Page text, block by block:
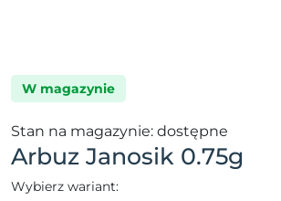
W magazynie
Stan na magazynie: dostępne
Arbuz Janosik 0.75g
Wybierz wariant: